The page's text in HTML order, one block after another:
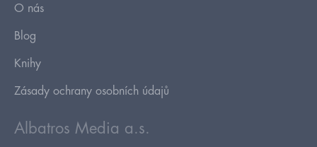
O nás
Blog
Knihy
Zásady ochrany osobních údajů
Albatros Media a.s.